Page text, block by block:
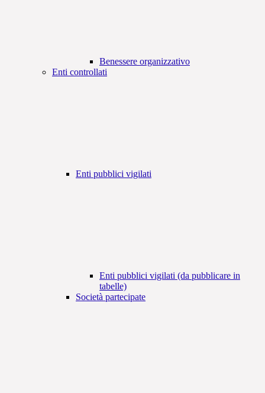
Benessere organizzativo
Enti controllati
Enti pubblici vigilati
Enti pubblici vigilati (da pubblicare in
tabelle)
Società partecipate